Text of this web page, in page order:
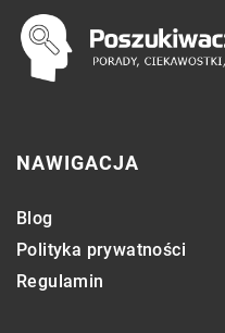
NAWIGACJA
Blog
Polityka prywatności
Regulamin